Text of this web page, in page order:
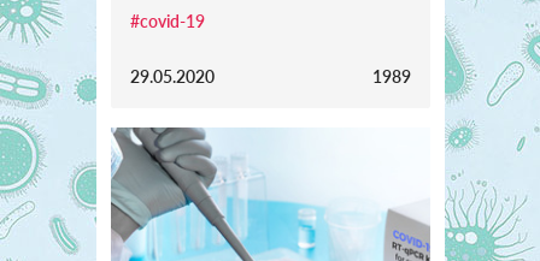
#covid-19
29.05.2020 1989